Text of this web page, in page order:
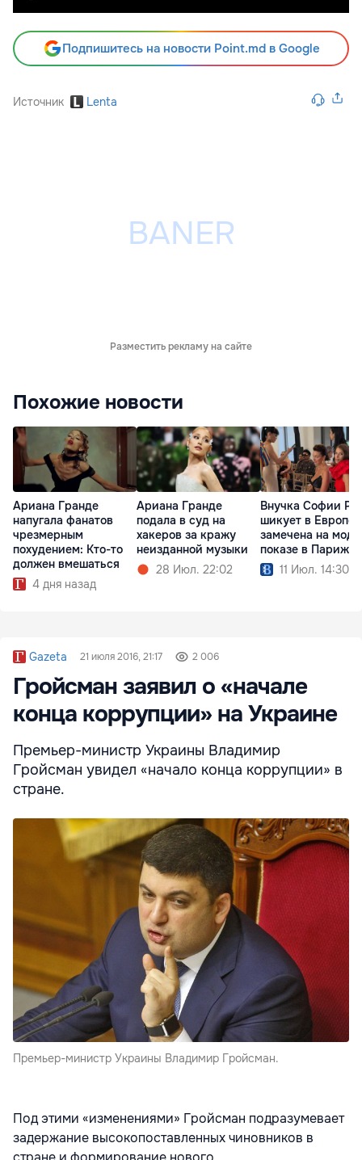
Подпишитесь на новости Point.md в Google
Источник Lenta
Разместить рекламу на сайте
Похожие новости
Ариана Гранде
напугала фанатов
чрезмерным
похудением: Кто-то
должен вмешаться
4 дня назад
Ариана Гранде
подала в суд на
хакеров за кражу
неизданной музыки
28 Июл. 22:02
Внучка Софии
шикует в Европе:
замечена на
показе в Париже
11 Июл. 14:30
Gazeta 21 июля 2016, 21:17 2 006
Гройсман заявил о «начале
конца коррупции» на Украине
Премьер-министр Украины Владимир
Гройсман увидел «начало конца коррупции» в
стране.
Премьер-министр Украины Владимир Гройсман.
Под этими «изменениями» Гройсман подразумевает
задержание высокопоставленных чиновников в